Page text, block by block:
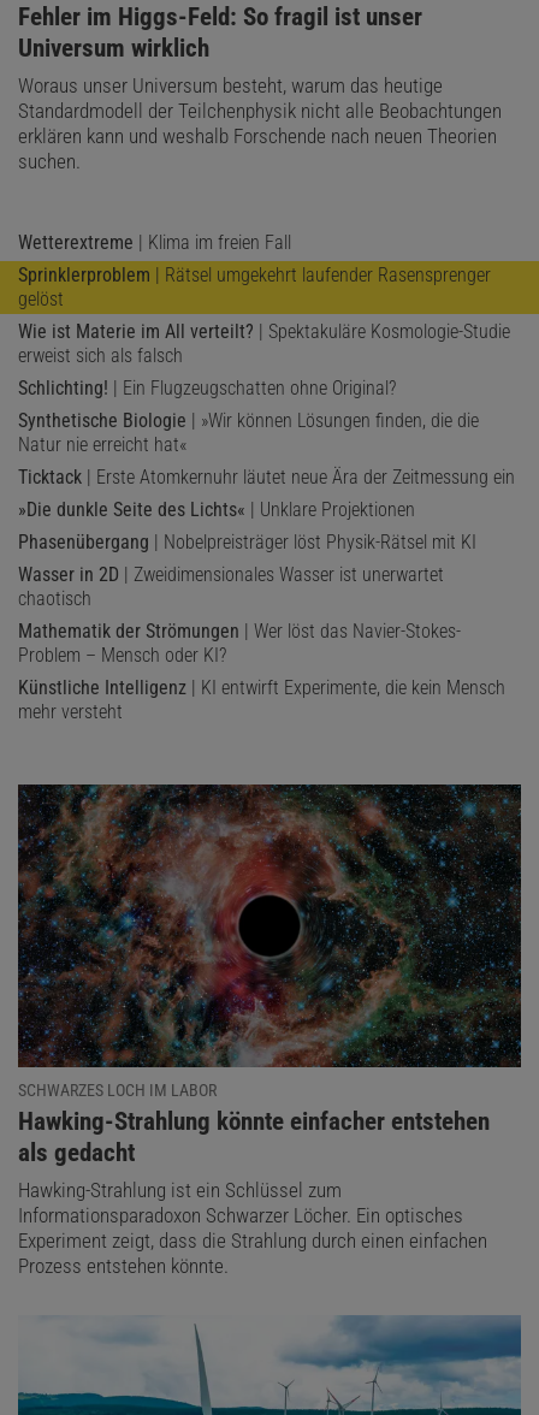
:
Fehler im Higgs-Feld: So fragil ist unser
Universum wirklich
Woraus unser Universum besteht, warum das heutige
Standardmodell der Teilchenphysik nicht alle Beobachtungen
erklären kann und weshalb Forschende nach neuen Theorien
suchen.
Wetterextreme | Klima im freien Fall
Sprinklerproblem | Rätsel umgekehrt laufender Rasensprenger
gelöst
Wie ist Materie im All verteilt? | Spektakuläre Kosmologie-Studie
erweist sich als falsch
Schlichting! | Ein Flugzeugschatten ohne Original?
Synthetische Biologie | »Wir können Lösungen finden, die die
Natur nie erreicht hat«
Ticktack | Erste Atomkernuhr läutet neue Ära der Zeitmessung ein
»Die dunkle Seite des Lichts« | Unklare Projektionen
Phasenübergang | Nobelpreisträger löst Physik-Rätsel mit KI
Wasser in 2D | Zweidimensionales Wasser ist unerwartet
chaotisch
Mathematik der Strömungen | Wer löst das Navier-Stokes-
Problem – Mensch oder KI?
Künstliche Intelligenz | KI entwirft Experimente, die kein Mensch
mehr versteht
SCHWARZES LOCH IM LABOR
:
Hawking-Strahlung könnte einfacher entstehen
als gedacht
Hawking-Strahlung ist ein Schlüssel zum
Informationsparadoxon Schwarzer Löcher. Ein optisches
Experiment zeigt, dass die Strahlung durch einen einfachen
Prozess entstehen könnte.